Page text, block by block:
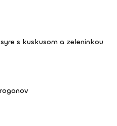
s kuskusom a zeleninkou